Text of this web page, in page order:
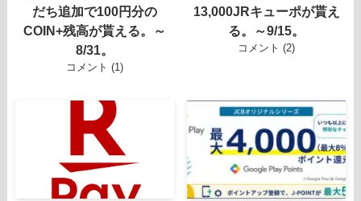
だち追加で100円分の
COIN+残高が貰える。～
8/31。
コメント (1)
13,000JRキューポが貰え
る。～9/15。
コメント (2)